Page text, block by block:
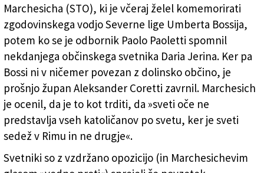
Marchesicha (STO), ki je včeraj želel komemorirati
zgodovinskega vodjo Severne lige Umberta Bossija,
potem ko se je odbornik Paolo Paoletti spomnil
nekdanjega občinskega svetnika Daria Jerina. Ker pa
Bossi ni v ničemer povezan z dolinsko občino, je
prošnjo župan Aleksander Coretti zavrnil. Marchesich
je ocenil, da je to kot trditi, da »sveti oče ne
predstavlja vseh katoličanov po svetu, ker je sveti
sedež v Rimu in ne drugje«.
Svetniki so z vzdržano opozicijo (in Marchesichevim